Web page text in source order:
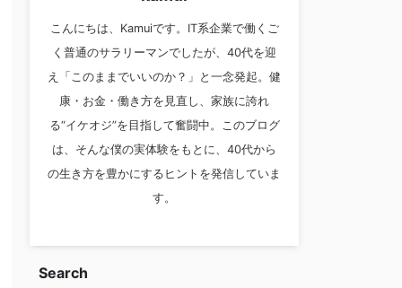
こんにちは、Kamuiです。IT系企業で働くご
く普通のサラリーマンでしたが、40代を迎
え「このままでいいのか？」と一念発起。健
康・お金・働き方を見直し、家族に誇れ
る“イケオジ”を目指して奮闘中。このブログ
は、そんな僕の実体験をもとに、40代から
の生き方を豊かにするヒントを発信していま
す。
Search